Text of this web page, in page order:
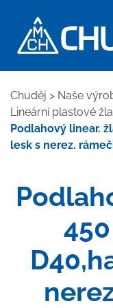
Chuděj > Naše
Lineární plastové
Podlahový linear.
lesk s nerez.